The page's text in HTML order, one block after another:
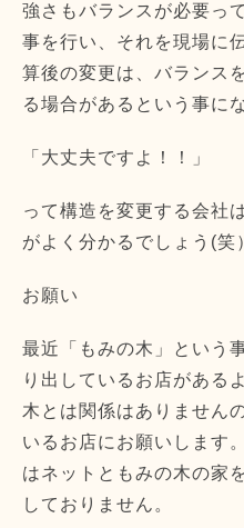
強さもバランスが必要っ
事を行い、それを現場に
算後の変更は、バランス
る場合があるという事に
「大丈夫ですよ！！」
って構造を変更する会社
がよく分かるでしょう(笑
お願い
最近「もみの木」という
り出しているお店がある
木とは関係はありません
いるお店にお願いします
はネットともみの木の家
しておりません。